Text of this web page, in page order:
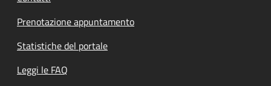
Prenotazione appuntamento
Statistiche del portale
Leggi le FAQ